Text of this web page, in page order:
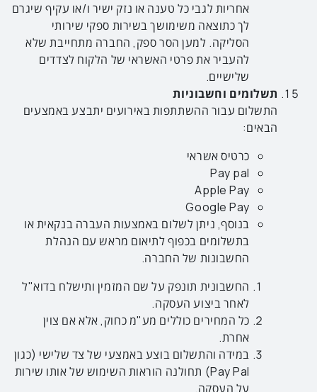
אחריות לגבי כל טענה או נזק ישיר ו/או עקיף שיגרם
לך כתוצאה משימושך בשירות ספקי שירותי
הסליקה. למען הסר ספק, החברה מתחייבת שלא
להעביר את פרטי האשראי של הלקוח לצדדים
שלישיים.
תשלומים וחשבוניות
התשלום עבור ההשתתפות באירועים יתבצע באמצעים
הבאים:
כרטיס אשראי
Pay pal
Apple Pay
Google Pay
בנוסף, ניתן לשלום באמצעות העברה בנקאית או
בתשלומים בכפוף לתיאום מראש עם הנהלת
החשבונות של החברה.
החשבונית תונפק על שם המזמין ותישלח בדוא"ל
לאחר ביצוע העסקה.
כל המחירים כוללים מע"מ כחוק, אלא אם צוין
אחרת.
במידה והתשלום בוצע באמצעי של צד שלישי (כגון
Pay Pal) תחולנה הוראות השימוש של אותו שירות
על העסקה.